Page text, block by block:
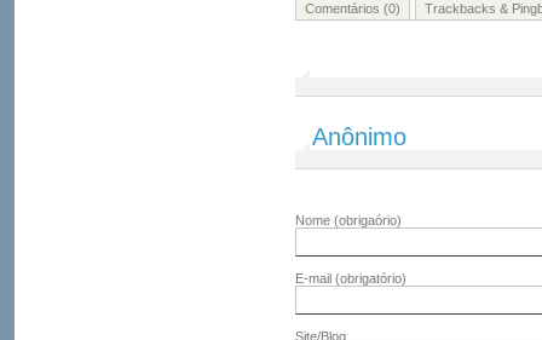
Comentários (0) Trackbacks &
Anônimo
Nome (obrigaório)
E-mail (obrigatório)
Site/Blog